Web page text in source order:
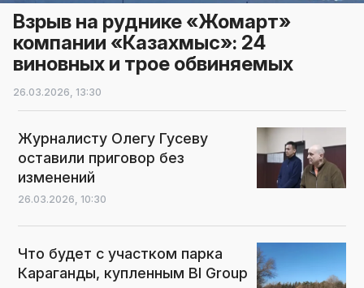
Взрыв на руднике «Жомарт»
компании «Казахмыс»: 24
виновных и трое обвиняемых
26.03.2026, 13:30
Журналисту Олегу Гусеву
оставили приговор без
изменений
26.03.2026, 10:30
Что будет с участком парка
Караганды, купленным BI Group